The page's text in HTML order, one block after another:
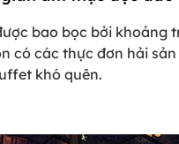
bao bọc bởi
có các thực đơn hải
khó quên.